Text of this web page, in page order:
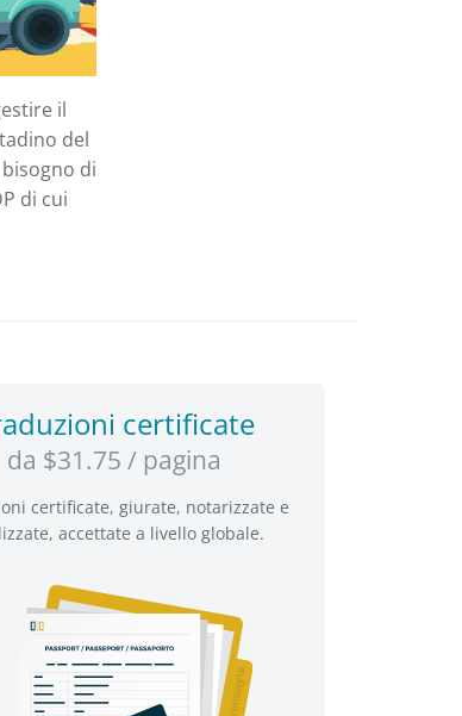
il
del
di
di cui
certificate
da $31.75 / pagina
certificate, giurate, notarizzate e
accettate a livello globale.